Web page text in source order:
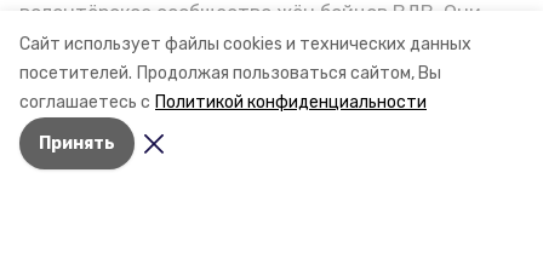
Сайт использует файлы cookies и технических данных
посетителей. Продолжая пользоваться сайтом, Вы
соглашаетесь с Политикой конфиденциальности
Принять
волонтёрское сообщество жён бойцов ВДВ. Они
организуют сборы вещей и продуктов для
участников спецоперации и лично отвозят всё это
на передовую. Девушки рассказали «Победе26», как
создавали добровольческий клуб и зачем проводят
масштабную акцию к 9 Мая.
Всероссийский турнир проходил в столице Татарстана
с 4 по 7 февраля. Лучшими по итогу нескольких матчей
стали воспитанники ДФК «Вектор» из Ставропольского
края.
9 февраля 2022, 10:54